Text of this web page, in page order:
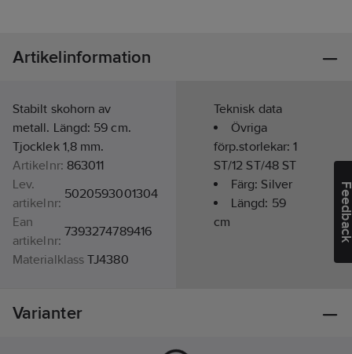
Artikelinformation
Stabilt skohorn av
metall. Längd: 59 cm.
Tjocklek 1,8 mm.
Artikelnr: 863011
Lev.
artikelnr:
5020593001304
Ean
artikelnr:
7393274789416
Materialklass TJ4380
Teknisk data
Övriga
förp.storlekar:1
ST/12 ST/48 ST
Färg:Silver
Längd: 59
cm
Varianter